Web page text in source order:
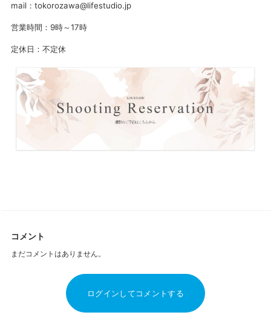
mail：tokorozawa@lifestudio.jp
営業時間：9時～17時
定休日：不定休
コメント
まだコメントはありません。
ログインしてコメントする